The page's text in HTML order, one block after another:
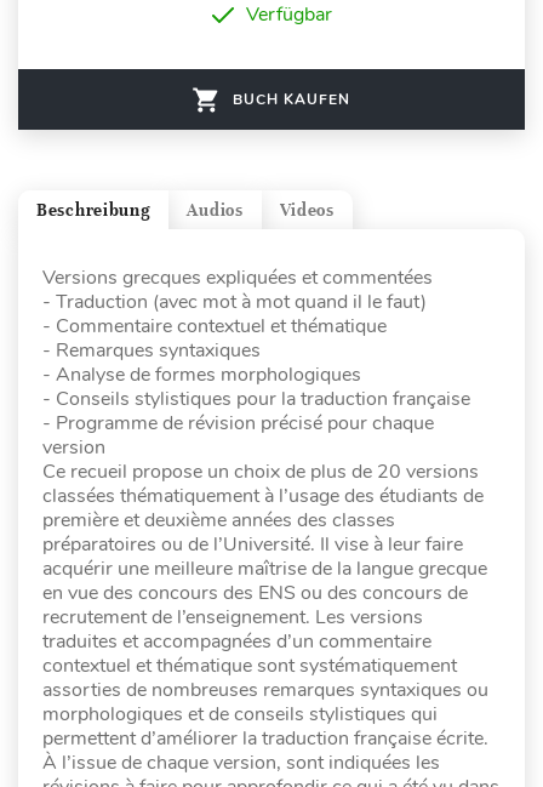
Verfügbar
BUCH KAUFEN
Videos
Audios
Beschreibung
Versions grecques expliquées et commentées
- Traduction (avec mot à mot quand il le faut)
- Commentaire contextuel et thématique
- Remarques syntaxiques
- Analyse de formes morphologiques
- Conseils stylistiques pour la traduction française
- Programme de révision précisé pour chaque
version
Ce recueil propose un choix de plus de 20 versions
classées thématiquement à l’usage des étudiants de
première et deuxième années des classes
préparatoires ou de l’Université. Il vise à leur faire
acquérir une meilleure maîtrise de la langue grecque
en vue des concours des ENS ou des concours de
recrutement de l’enseignement. Les versions
traduites et accompagnées d’un commentaire
contextuel et thématique sont systématiquement
assorties de nombreuses remarques syntaxiques ou
morphologiques et de conseils stylistiques qui
permettent d’améliorer la traduction française écrite.
À l’issue de chaque version, sont indiquées les